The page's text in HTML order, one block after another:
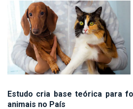
Estudo cria base teórica para
animais no País